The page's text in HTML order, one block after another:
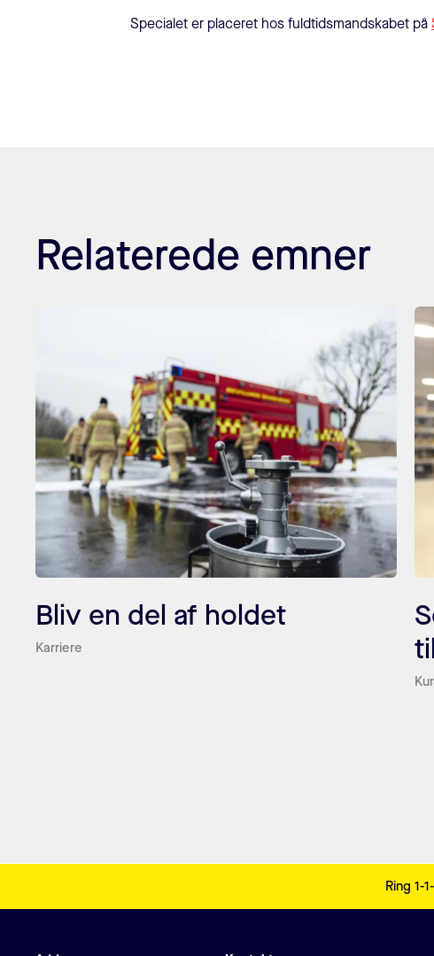
Specialet er placeret hos fuldtidsmandskabet på
Relaterede emner
Bliv en del af holdet
Karriere
Ring 1-